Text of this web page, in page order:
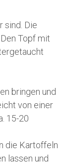
sind. Die
Topf mit
bringen und
von einer
15-20
die Kartoffeln
lassen und